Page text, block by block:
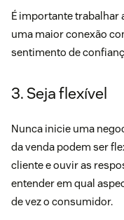
É importante trabalhar
uma maior conexão
sentimento de
3. Seja flexível
Nunca inicie uma
da venda podem ser
cliente e ouvir as
entender em qual
de vez o consumidor.